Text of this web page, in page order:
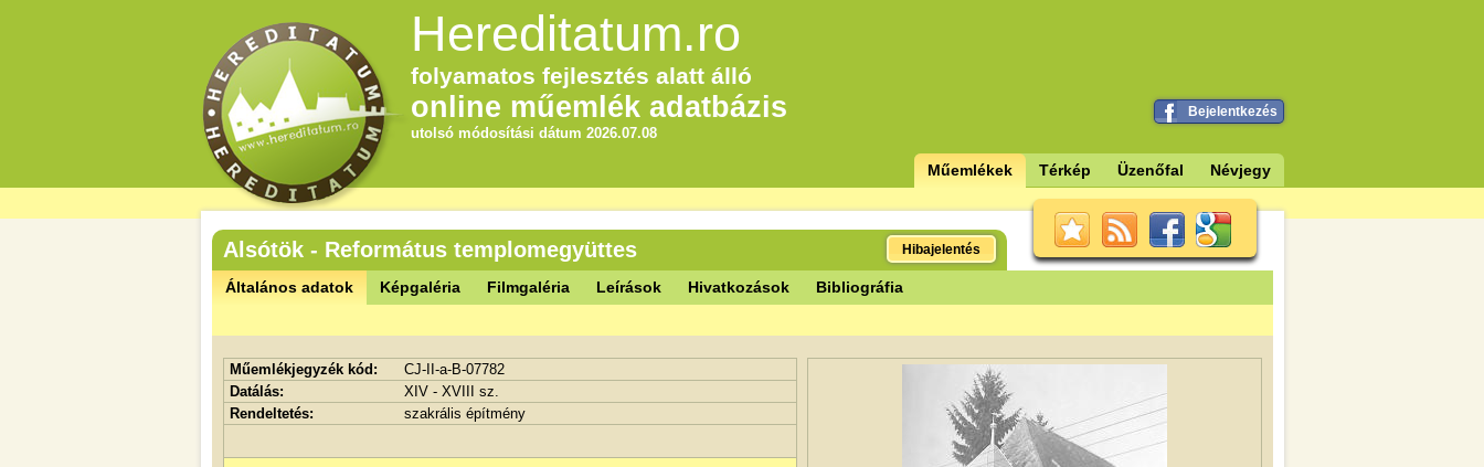
Hereditatum.ro
folyamatos fejlesztés alatt álló
online műemlék adatbázis
utolsó módosítási dátum 2026.07.08
Bejelentkezés
Műemlékek Térkép Üzenőfal Névjegy
Alsótök - Református templomegyüttes Hibajelentés
Általános adatok Képgaléria Filmgaléria Leírások Hivatkozások Bibliográfia
Műemlékjegyzék kód:
CJ-II-a-B-07782
Datálás:
XIV - XVIII sz.
Rendeltetés:
szakrális építmény